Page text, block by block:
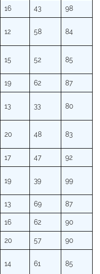
16 43 98
12 58 84
15 52 85
19 62 87
13 33 80
20 48 83
17 47 92
19 39 99
13 69 87
16 62 90
20 57 90
14 61 85